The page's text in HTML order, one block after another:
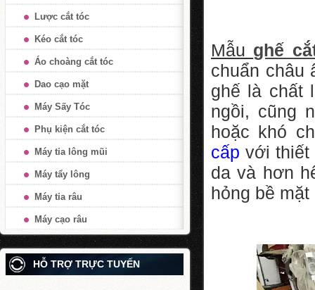
Lược cắt tóc
Kéo cắt tóc
Áo choàng cắt tóc
Dao cạo mặt
Máy Sấy Tóc
Phụ kiện cắt tóc
Máy tỉa lông mũi
Máy tẩy lông
Máy tỉa râu
Máy cạo râu
HỖ TRỢ TRỰC TUYẾN
Mẫu ghế
chuẩn châu
ghế là chất
ngồi, cũng
hoặc khó
cấp với thiết
da và hơn
hỏng bề mặt